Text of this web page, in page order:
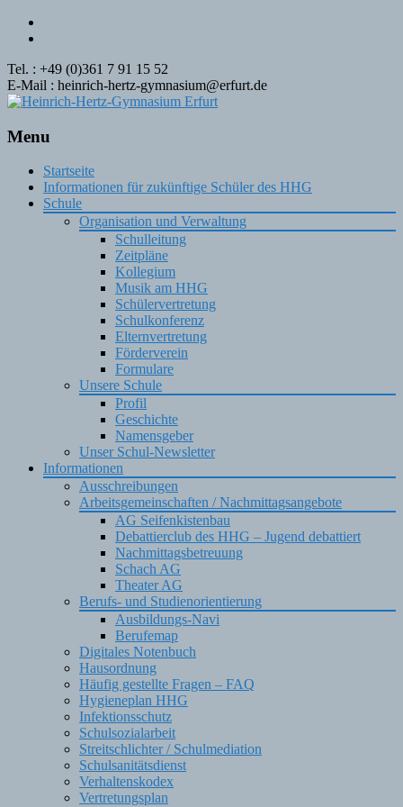
Tel. : +49 (0)361 7 91 15 52
E-Mail : heinrich-hertz-gymnasium@erfurt.de
Menu
Skip
content
Startseite
Informationen für zukünftige Schüler des HHG
Schule
Organisation und Verwaltung
Schulleitung
Zeitpläne
Kollegium
Musik am HHG
Schülervertretung
Schulkonferenz
Elternvertretung
Förderverein
Formulare
Unsere Schule
Profil
Geschichte
Namensgeber
Unser Schul-Newsletter
Informationen
Ausschreibungen
Arbeitsgemeinschaften / Nachmittagsangebote
AG Seifenkistenbau
Debattierclub des HHG – Jugend debattiert
Nachmittagsbetreuung
Schach AG
Theater AG
Berufs- und Studienorientierung
Ausbildungs-Navi
Berufemap
Digitales Notenbuch
Hausordnung
Häufig gestellte Fragen – FAQ
Hygieneplan HHG
Infektionsschutz
Schulsozialarbeit
Streitschlichter / Schulmediation
Schulsanitätsdienst
Verhaltenskodex
Vertretungsplan